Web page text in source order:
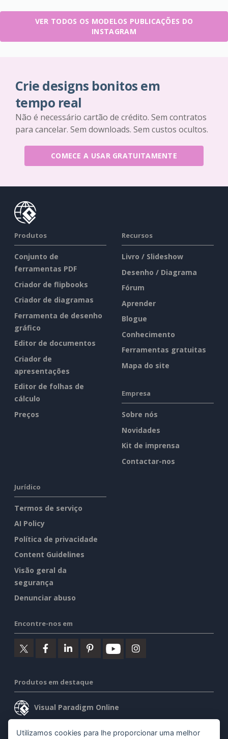
VER TODOS OS MODELOS PUBLICAÇÕES DO
INSTAGRAM
Crie designs bonitos em
tempo real
Não é necessário cartão de crédito. Sem contratos
para cancelar. Sem downloads. Sem custos ocultos.
COMECE A USAR GRATUITAMENTE
Produtos
Conjunto de
ferramentas PDF
Criador de flipbooks
Criador de diagramas
Ferramenta de desenho
gráfico
Editor de documentos
Criador de
apresentações
Editor de folhas de
cálculo
Preços
Recursos
Livro / Slideshow
Desenho / Diagrama
Fórum
Aprender
Blogue
Conhecimento
Ferramentas gratuitas
Mapa do site
Empresa
Sobre nós
Novidades
Kit de imprensa
Contactar-nos
Jurídico
Termos de serviço
AI Policy
Política de privacidade
Content Guidelines
Visão geral da
segurança
Denunciar abuso
Encontre-nos em
Produtos em destaque
Visual Paradigm Online
Visual Paradigm Desktop
Utilizamos cookies para lhe proporcionar uma melhor